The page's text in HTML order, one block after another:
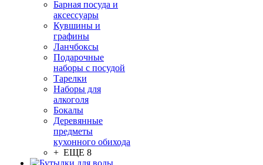
Барная посуда и
аксессуары
Кувшины и
графины
Ланчбоксы
Подарочные
наборы с посудой
Тарелки
Наборы для
алкоголя
Бокалы
Деревянные
предметы
кухонного обихода
+ ЕЩЕ 8